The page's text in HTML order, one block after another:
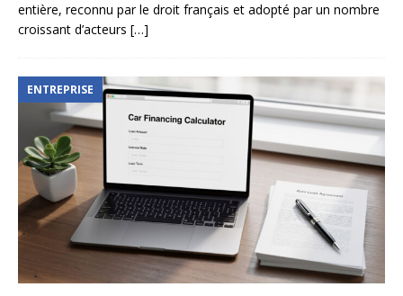
entière, reconnu par le droit français et adopté par un nombre
croissant d’acteurs […]
ENTREPRISE